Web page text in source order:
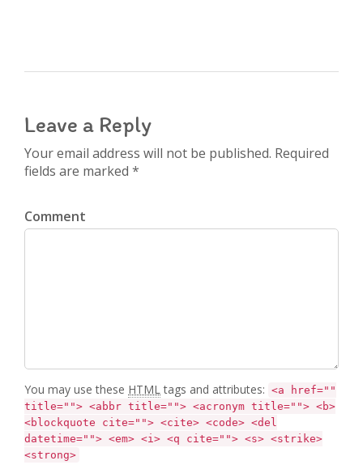
Leave a Reply
Your email address will not be published. Required
fields are marked *
Comment
You may use these HTMLtags and attributes: <a href=""
title=""> <abbr title=""> <acronym title=""> <b>
<blockquote cite=""> <cite> <code> <del
datetime=""> <em> <i> <q cite=""> <s> <strike>
<strong>